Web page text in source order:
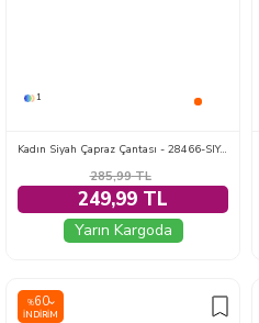
1
Kadın Siyah Çapraz Çantası - 28466-SIYAH
285,99TL
249,99 TL
Yarın Kargoda
%60
İNDIRIM